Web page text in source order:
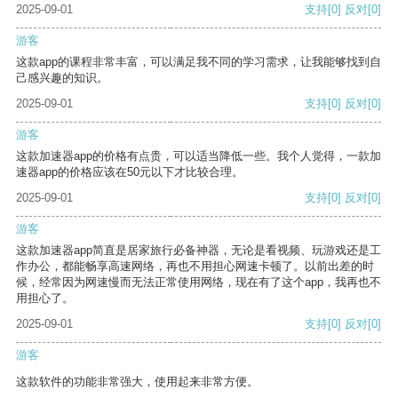
2025-09-01 支持[0] 反对[0]
游客
这款app的课程非常丰富，可以满足我不同的学习需求，让我能够找到自
己感兴趣的知识。
2025-09-01
支持[0] 反对[0]
游客
这款加速器app的价格有点贵，可以适当降低一些。我个人觉得，一款加
速器app的价格应该在50元以下才比较合理。
2025-09-01
支持[0] 反对[0]
游客
这款加速器app简直是居家旅行必备神器，无论是看视频、玩游戏还是工
作办公，都能畅享高速网络，再也不用担心网速卡顿了。以前出差的时
候，经常因为网速慢而无法正常使用网络，现在有了这个app，我再也不
用担心了。
2025-09-01
支持[0] 反对[0]
游客
这款软件的功能非常强大，使用起来非常方便。